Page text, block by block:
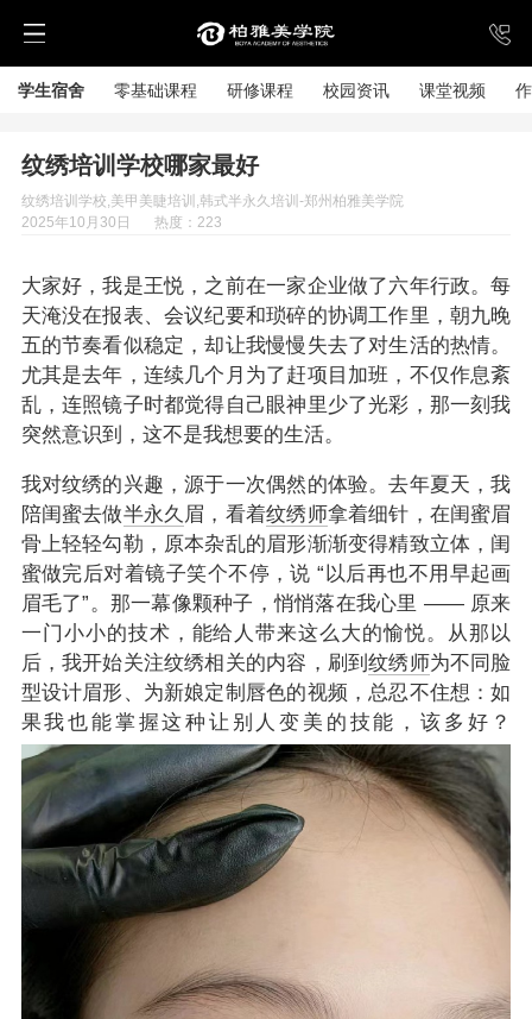
学生宿舍 零基础课程 研修课程 校园资讯 课堂视频
纹绣培训学校哪家最好
纹绣培训学校,美甲美睫培训,韩式半永久培训-郑州柏雅美学院
2025年10月30日
热度：223
大家好，我是王悦，之前在一家企业做了六年行政。每
天淹没在报表、会议纪要和琐碎的协调工作里，朝九晚
五的节奏看似稳定，却让我慢慢失去了对生活的热情。
尤其是去年，连续几个月为了赶项目加班，不仅作息紊
乱，连照镜子时都觉得自己眼神里少了光彩，那一刻我
突然意识到，这不是我想要的生活。
我对纹绣的兴趣，源于一次偶然的体验。去年夏天，我
陪闺蜜去做半永久 眉，看着纹绣师拿着细针，在闺蜜眉
骨上轻轻勾勒，原本杂乱的眉形渐渐变得精致立体，闺
蜜做完后对着镜子笑个不停，说 “以后再也不用早起画
眉毛了”。那一幕像颗种子，悄悄落在我心里 —— 原来
一门小小的技术，能给人带来这么大的愉悦。从那以
后，我开始关注纹绣相关的内容，刷到纹绣师为不同脸
型设计眉形、为新娘定制唇色的视频，总忍不住想：如
果我也能掌握这种让别人变美的技能，该多好？